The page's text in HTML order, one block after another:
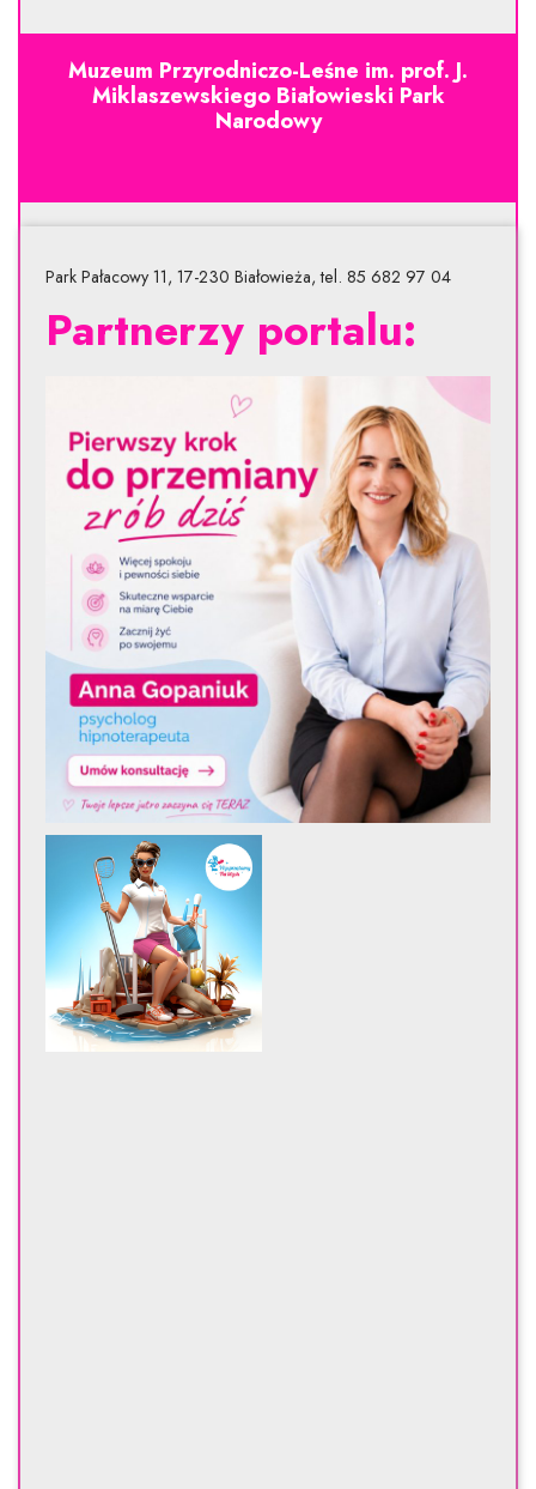
Muzeum Przyrodniczo-Leśne im. prof. J.
Miklaszewskiego Białowieski Park
Narodowy
Park Pałacowy 11, 17-230 Białowieża, tel. 85 682 97 04
Partnerzy portalu: